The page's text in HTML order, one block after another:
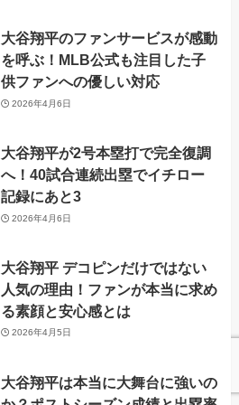
大谷翔平のファンサービスが感動
を呼ぶ！MLB公式も注目した子
供ファンへの優しい対応
2026年4月6日
大谷翔平が2号本塁打で完全復調
へ！40試合連続出塁でイチロー
記録にあと3
2026年4月6日
大谷翔平 デコピンだけではない
人気の理由！ファンが本当に求め
る素顔と安心感とは
2026年4月5日
大谷翔平は本当に大舞台に強いの